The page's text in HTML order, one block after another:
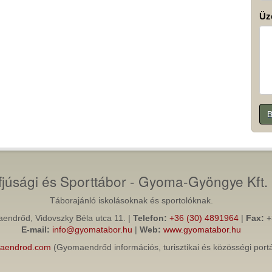
és Sporttábor - Gyoma-Gyöngye Kft.
Táborajánló iskolásoknak és sportolóknak.
Vidovszky Béla utca 11. | Telefon: +36 (30) 4891964| Fax:
E-mail: info@gyomatabor.hu Web: www.gyomatabor.hu
(Gyomaendrőd információs, turisztikai és közösségi